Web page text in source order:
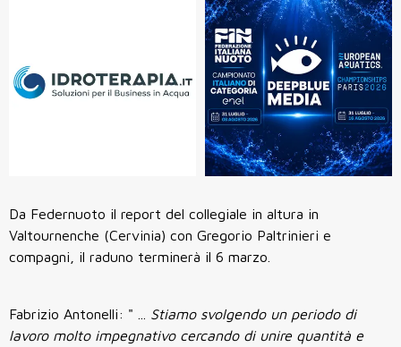
Da Federnuoto il report del collegiale in altura in
Valtournenche (Cervinia) con Gregorio Paltrinieri e
compagni, il raduno terminerà il 6 marzo.
Fabrizio Antonelli: " ... Stiamo svolgendo un periodo di
lavoro molto impegnativo cercando di unire quantità e